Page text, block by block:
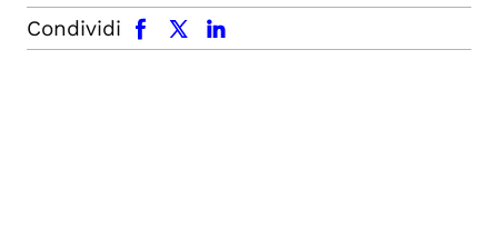
Condividi
facebook x.com linkedin